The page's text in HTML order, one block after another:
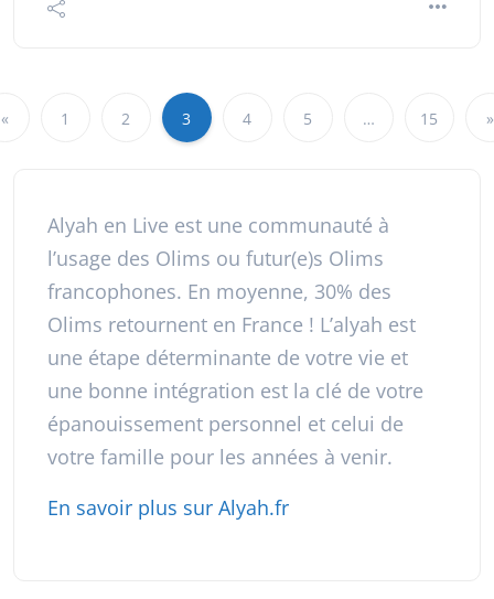
« 1 2 3 4 5 … 15 »
Alyah en Live est une communauté à
l’usage des Olims ou futur(e)s Olims
francophones. En moyenne, 30% des
Olims retournent en France ! L’alyah est
une étape déterminante de votre vie et
une bonne intégration est la clé de votre
épanouissement personnel et celui de
votre famille pour les années à venir.
En savoir plus sur Alyah.fr